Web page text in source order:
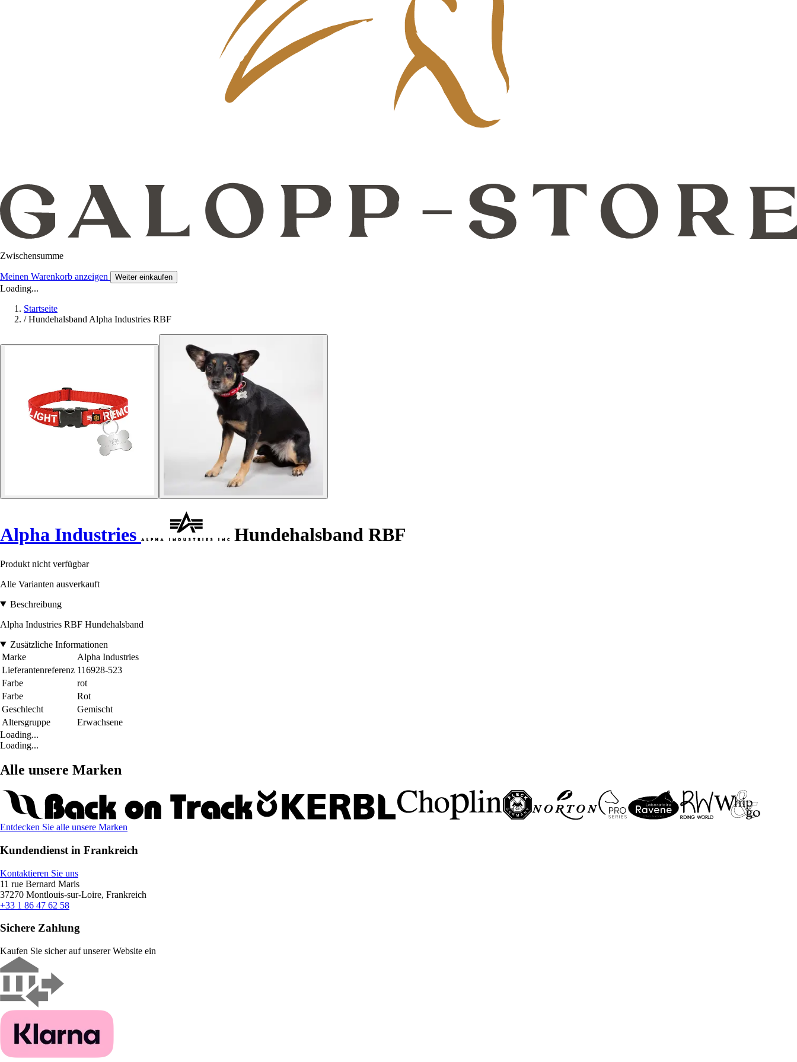
Zwischensumme
Meinen Warenkorb anzeigen Weiter einkaufen
Loading...
Startseite
/ Hundehalsband Alpha Industries RBF
Alpha Industries Hundehalsband RBF
Produkt nicht verfügbar
Alle Varianten ausverkauft
Beschreibung
Alpha Industries RBF Hundehalsband
Zusätzliche Informationen
Marke
Alpha Industries
Lieferantenreferenz 116928-523
Farbe
rot
Farbe
Rot
Geschlecht
Gemischt
Altersgruppe
Erwachsene
Loading...
Loading...
Alle unsere Marken
Entdecken Sie alle unsere Marken
Kundendienst in Frankreich
Kontaktieren Sie uns
11 rue Bernard Maris
37270 Montlouis-sur-Loire, Frankreich
+33 1 86 47 62 58
Sichere Zahlung
Kaufen Sie sicher auf unserer Website ein